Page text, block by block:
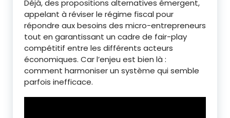
Déjà, des propositions alternatives émergent,
appelant à réviser le régime fiscal pour
répondre aux besoins des micro-entrepreneurs
tout en garantissant un cadre de fair-play
compétitif entre les différents acteurs
économiques. Car l’enjeu est bien là :
comment harmoniser un système qui semble
parfois inefficace.